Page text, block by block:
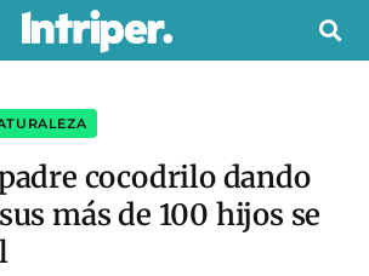
cocodrilo dando
más de 100 hijos se